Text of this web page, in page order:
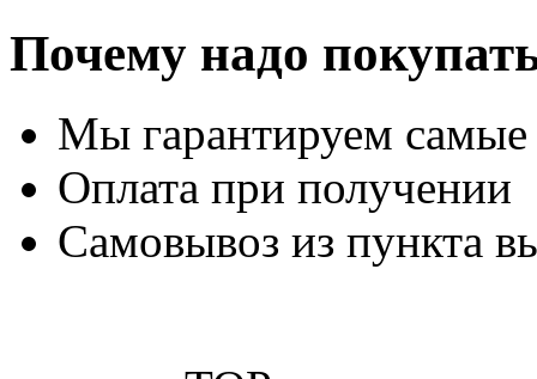
Почему надо
Мы гарантируем
Оплата при получении
Самовывоз из пункта